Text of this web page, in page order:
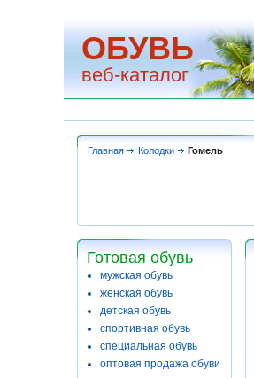
ОБУВЬ
веб-каталог
Главная Колодки Гомель
Готовая обувь
мужская обувь
женская обувь
детская обувь
спортивная обувь
специальная обувь
оптовая продажа обуви